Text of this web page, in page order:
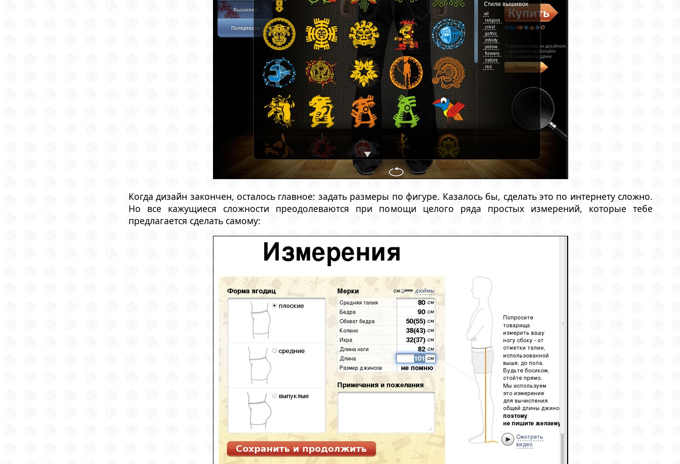
Когда дизайн закончен, осталось главное: задать размеры по фигуре. Казалось бы, сделать это по интернету сложно.
Но все кажущиеся сложности преодолеваются при помощи целого ряда простых измерений, которые тебе
предлагается сделать самому: